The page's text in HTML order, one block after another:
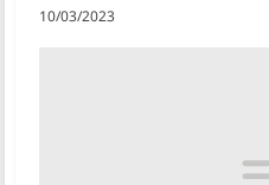
10/03/2023